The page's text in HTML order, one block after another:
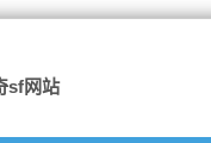
sf网站